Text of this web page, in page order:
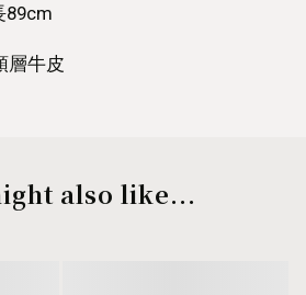
89cm
層牛皮
also like...